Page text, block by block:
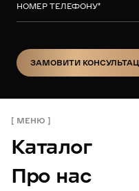
НОМЕР ТЕЛЕФОНУ*
ЗАМОВИТИ
МЕНЮ
Каталог
Про нас